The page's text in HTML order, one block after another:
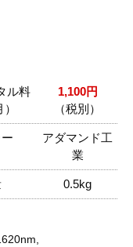
ル料
1,100円
（税別）
アダマンド工
業
0.5kg